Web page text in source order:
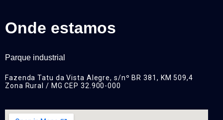
Onde estamos
Parque industrial
Fazenda Tatu da Vista Alegre, s/nº BR 381, KM 509,4
Zona Rural / MG CEP 32.900-000